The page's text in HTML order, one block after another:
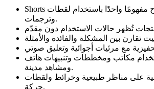
Shorts تعليمية تشرح مفهومًا واحدًا باستخدام لقطات b-roll
وترجمات.
مكاتب ومخططات وتنبيهات هاتف
ومشاهد مدينة.
على مناظر طبيعية وخرائط ولقطات
حركة.